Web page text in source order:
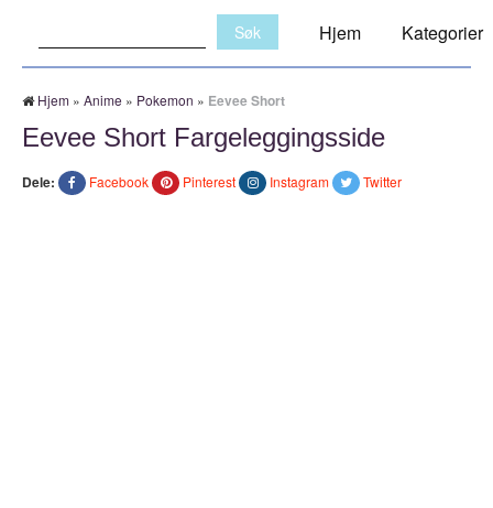
Hjem Kategorier
Hjem » Anime » Pokemon » Eevee Short
Eevee Short Fargeleggingsside
Dele: Facebook Pinterest Instagram Twitter